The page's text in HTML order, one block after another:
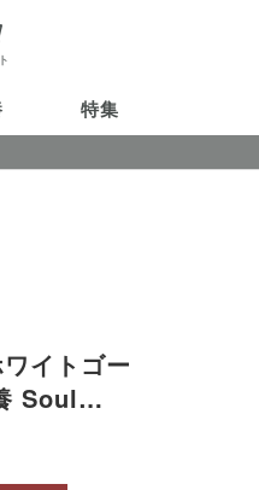
特集
Soul
養 遺骨
カロー